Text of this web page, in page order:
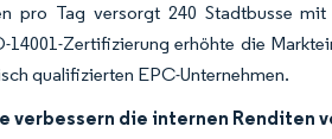
pro Tag versorgt 240 Stadtbusse
Zertifizierung erhöhte die
qualifizierten EPC-Unternehmen.
die internen Renditen